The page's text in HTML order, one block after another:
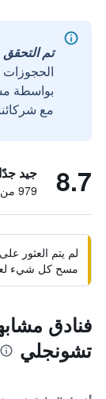
تم التحقق
الحجوزات
مع
8.7 جيد جدًا
979 من التقييمات تم التحقق منها
لم يتم العثور
مسح كل شيء
فنادق
تشونجلي